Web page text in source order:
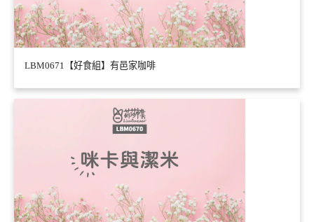
LBM0671【好食組】有邑家咖啡